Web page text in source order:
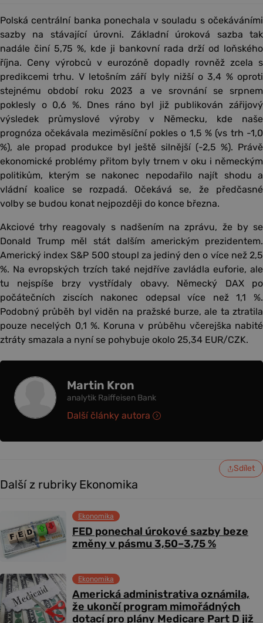
Polská centrální banka ponechala v souladu s očekáváními
sazby na stávající úrovni. Základní úroková sazba tak
nadále činí 5,75 %, kde ji bankovní rada drží od loňského
října. Ceny výrobců v eurozóně dopadly rovněž zcela s
predikcemi trhu. V letošním září byly nižší o 3,4 % oproti
stejnému období roku 2023 a ve srovnání se srpnem
poklesly o 0,6 %. Dnes ráno byl již publikován zářijový
výsledek průmyslové výroby v Německu, kde naše
prognóza očekávala meziměsíční pokles o 1,5 % (vs trh -1,0
%), ale propad produkce byl ještě silnější (-2,5 %). Právě
ekonomické problémy přitom byly trnem v oku i německým
politikům, kterým se nakonec nepodařilo najít shodu a
vládní koalice se rozpadá. Očekává se, že předčasné
volby se budou konat nejpozději do konce března.
Akciové trhy reagovaly s nadšením na zprávu, že by se
Donald Trump měl stát dalším americkým prezidentem.
Americký index S&P 500 stoupl za jediný den o více než 2,5
%. Na evropských trzích také nejdříve zavládla euforie, ale
tu nejspíše brzy vystřídaly obavy. Německý DAX po
počátečních ziscích nakonec odepsal více než 1,1 %.
Podobný průběh byl viděn na pražské burze, ale ta ztratila
pouze necelých 0,1 %. Koruna v průběhu včerejška nabité
ztráty smazala a nyní se pohybuje okolo 25,34 EUR/CZK.
Martin Kron
analytik Raiffeisen Bank
Další články autora
Sdílet
Další z rubriky Ekonomika
FED ponechal úrokové sazby beze
změny v pásmu 3,50–3,75 %
Ekonomika
Americká administrativa oznámila,
že ukončí program mimořádných
dotací pro plány Medicare Part D již
Ekonomika